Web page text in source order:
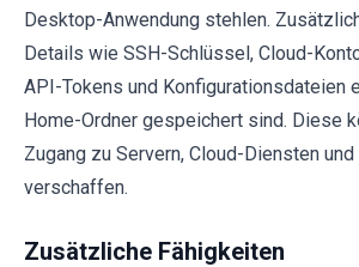
Desktop-Anwendung stehlen.
Details wie SSH-Schlüssel, Cloud-
API-Tokens und Konfigurationsdateien
Home-Ordner gespeichert sind. Diese
Zugang zu Servern, Cloud-Diensten
verschaffen.
Zusätzliche Fähigkeiten